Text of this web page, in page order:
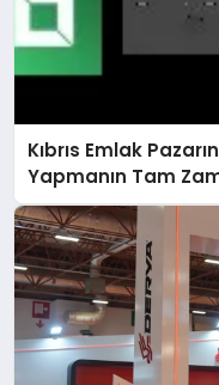
Kıbrıs Emlak
Yapmanın Tam